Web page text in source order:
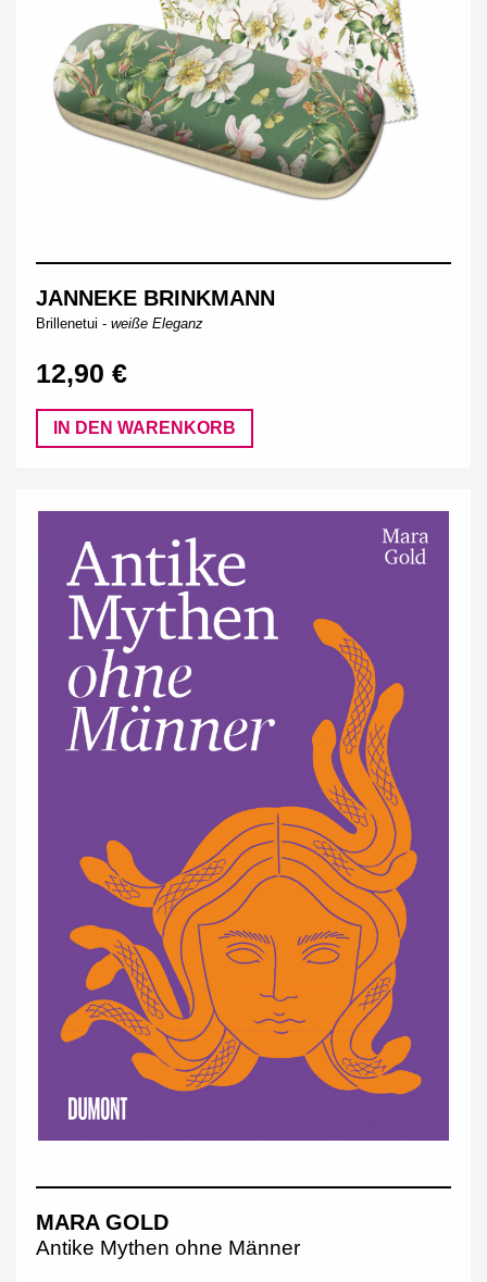
JANNEKE BRINKMANN
Brillenetui - weiße Eleganz
12,90 €
IN DEN WARENKORB
MARA GOLD
Antike Mythen ohne Männer